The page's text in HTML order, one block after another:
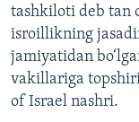
tashkiloti deb tan
isroillikning
jamiyatidan
vakillariga
of Israel nashri.